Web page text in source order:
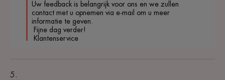
Uw feedback is belangrijk voor ons en we zullen
contact met u opnemen via e-mail om u meer
informatie te geven.
Klantenservice